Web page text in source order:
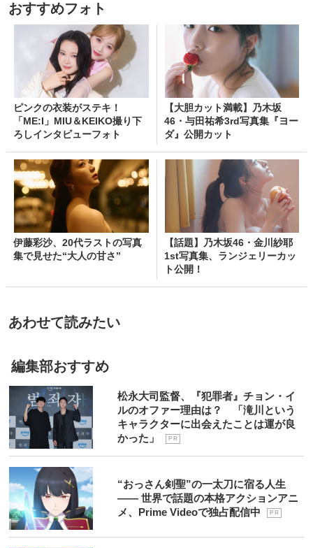
おすすめフォト
ピンクの衣装がステキ！
「ME:I」MIU＆KEIKO撮り下
ろしインタビューフォト
【大胆カット満載】乃木坂
46・与田祐希3rd写真集『ヨー
ダ』公開カット
伊藤彩沙、20代ラストの写真
集で見せた“大人の甘さ”
【話題】乃木坂46・金川紗耶
1st写真集、ランジェリーカッ
ト公開！
あわせて読みたい
編集部おすすめ
松永大司監督、『犯罪者』チョン・イ
ルのオファー理由は？ 「滝川という
キャラクターに出会えたことは運が良
かった」
P R
“おっさん剣聖”の一太刀に宿る人生
―― 世界で話題の本格アクションアニ
メ、Prime Videoで独占配信中
P R